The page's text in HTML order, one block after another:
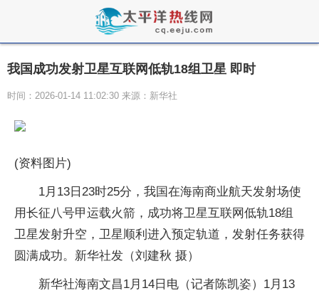
我国成功发射卫星互联网低轨18组卫星 即时
时间：2026-01-14 11:02:30 来源：新华社
(资料图片)
1月13日23时25分，我国在海南商业航天发射场使
用长征八号甲运载火箭，成功将卫星互联网低轨18组
卫星发射升空，卫星顺利进入预定轨道，发射任务获得
圆满成功。新华社发（刘建秋 摄）
新华社海南文昌1月14日电（记者陈凯姿）1月13